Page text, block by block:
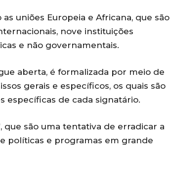
uniões Europeia e Africana, que são
nove instituições
e não governamentais.
aberta, é formalizada por meio de
gerais e específicos, os quais são
específicas de cada signatário.
que são uma tentativa de erradicar a
políticas e programas em grande